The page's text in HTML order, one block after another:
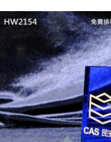
Skip
content